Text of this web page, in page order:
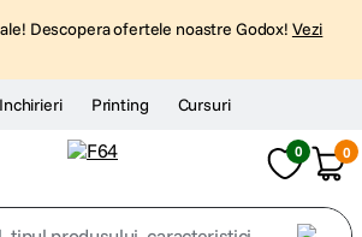
Descopera ofertele noastre Godox! Vezi
Inchirieri Printing Cursuri
0 0
produsului, caracteristici...